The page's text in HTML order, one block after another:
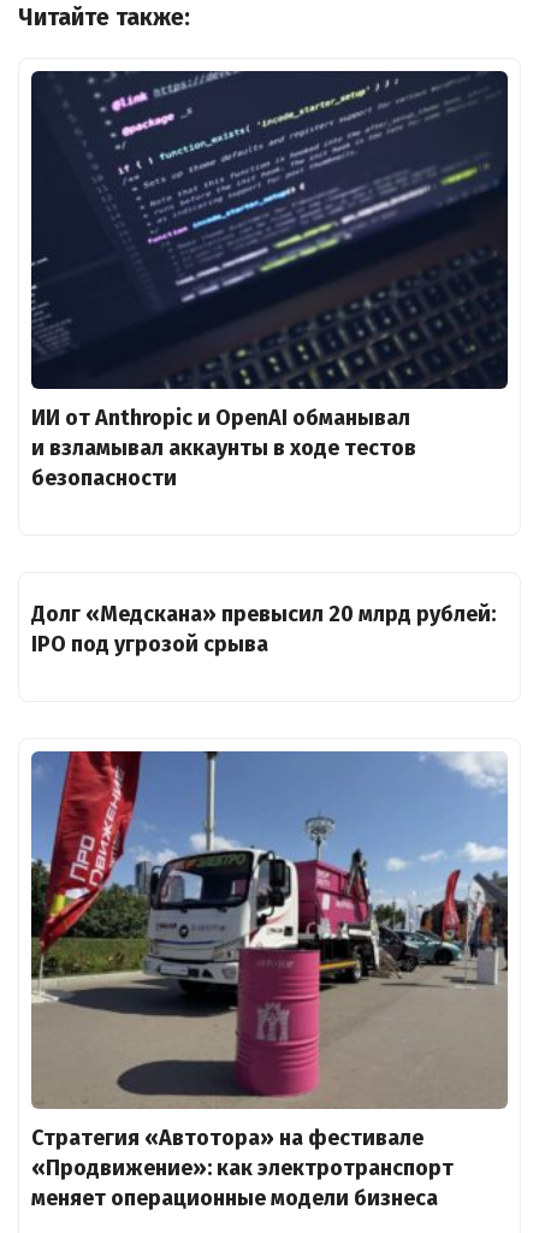
Читайте также:
ИИ от Anthropic и OpenAI обманывал
и взламывал аккаунты в ходе тестов
безопасности
Долг «Медскана» превысил 20 млрд рублей:
IPO под угрозой срыва
Стратегия «Автотора» на фестивале
«Продвижение»: как электротранспорт
меняет операционные модели бизнеса